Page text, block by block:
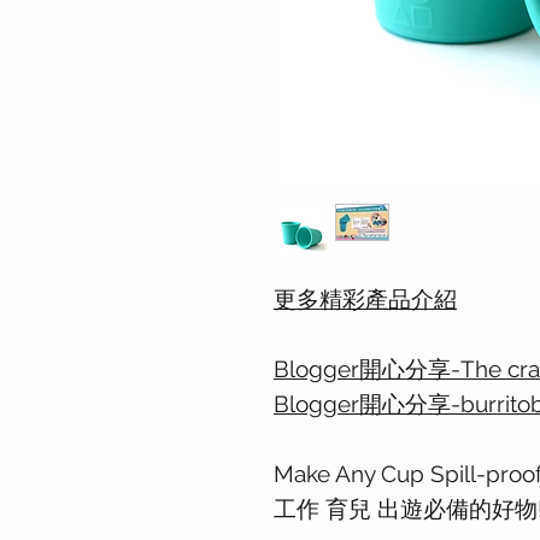
更多精彩產品介紹
Blogger開心分享-The
Blogger開心分享-
Make Any Cup Spill-
工作 育兒 出遊必備的好